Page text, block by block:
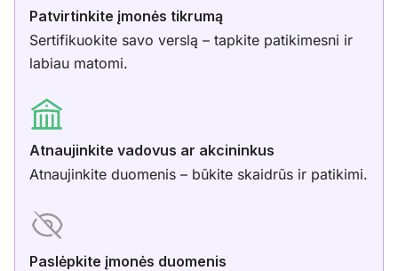
Patvirtinkite įmonės tikrumą
Sertifikuokite savo verslą – tapkite patikimesni ir
labiau matomi.
Atnaujinkite vadovus ar akcininkus
Atnaujinkite duomenis – būkite skaidrūs ir patikimi.
Paslėpkite įmonės duomenis